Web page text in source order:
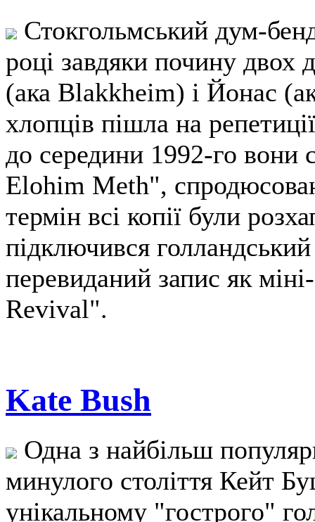
Стокгольмський дум-
році завдяки почину двох
(ака Blakkheim) і Йонас
хлопців пішла на
до середини 1992-го вони
Elohim Meth",
термін всі копії були
підключився
перевиданий запис як
Revival".
Kate Bush
Одна з найбільш
минулого століття Кейт
унікальному "гострого"